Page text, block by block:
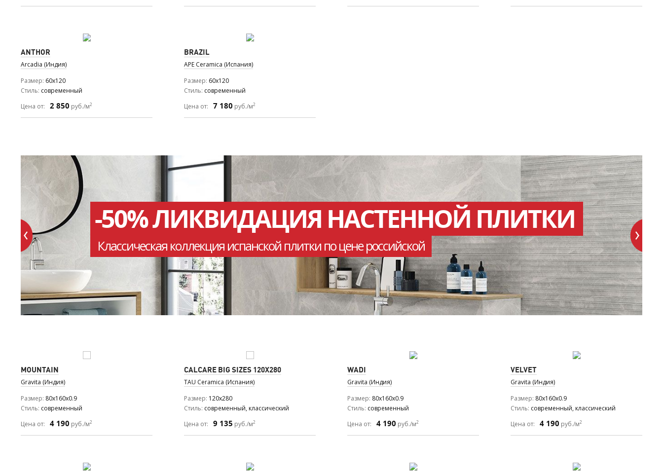
ANTHOR
Arcadia (Индия)
Размер 60x120
Стиль современный
Цена от:
2 850 руб./м2
BRAZIL
APE Ceramica (Испания)
Размер 60x120
Стиль современный
Цена от:
7 180 руб./м2
-50% ЛИКВИДАЦИЯ НАСТЕННОЙ ПЛИТКИ
Классическая коллекция испанской плитки по цене российской
MOUNTAIN
Gravita (Индия)
Размер 80x160x0.9
Стиль современный
Цена от:
4 190 руб./м2
CALCARE BIG SIZES 120X280
TAU Ceramica (Испания)
Размер 120x280
Стиль современный, классический
Цена от:
9 135 руб./м2
WADI
Gravita (Индия)
Размер 80x160x0.9
Стиль современный
Цена от:
4 190 руб./м2
VELVET
Gravita (Индия)
Размер 80x160x0.9
Стиль современный, классический
Цена от:
4 190 руб./м2